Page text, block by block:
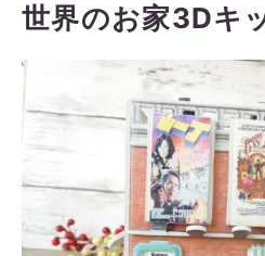
世界のお家3Dキ